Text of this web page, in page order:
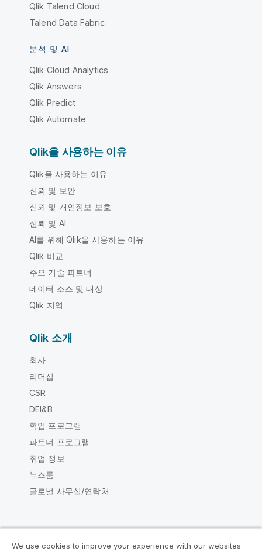
Qlik Talend Cloud
Talend Data Fabric
분석 및 AI
Qlik Cloud Analytics
Qlik Answers
Qlik Predict
Qlik Automate
Qlik을 사용하는 이유
Qlik을 사용하는 이유
신뢰 및 보안
신뢰 및 개인정보 보호
신뢰 및 AI
AI를 위해 Qlik을 사용하는 이유
Qlik 비교
주요 기술 파트너
데이터 소스 및 대상
Qlik 지역
Qlik 소개
회사
리더십
CSR
DEI&B
학업 프로그램
파트너 프로그램
취업 정보
뉴스룸
글로벌 사무실/연락처
We use cookies to improve your experience with our websites